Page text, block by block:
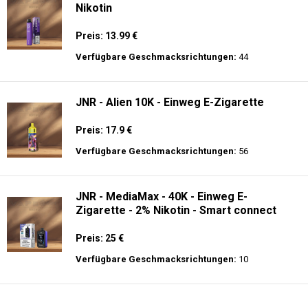
Nikotin
Preis: 13.99 €
Verfügbare Geschmacksrichtungen: 44
JNR - Alien 10K - Einweg E-Zigarette
Preis: 17.9 €
Verfügbare Geschmacksrichtungen: 56
JNR - MediaMax - 40K - Einweg E-
Zigarette - 2% Nikotin - Smart connect
Preis: 25 €
Verfügbare Geschmacksrichtungen: 10